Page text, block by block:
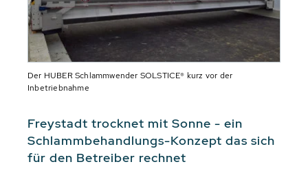
Der HUBER Schlammwender SOLSTICE® kurz vor der
Inbetriebnahme
Freystadt trocknet mit Sonne - ein
Schlammbehandlungs-Konzept das sich
für den Betreiber rechnet